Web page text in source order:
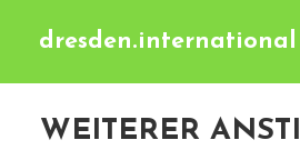
dresden.international
WEITERER